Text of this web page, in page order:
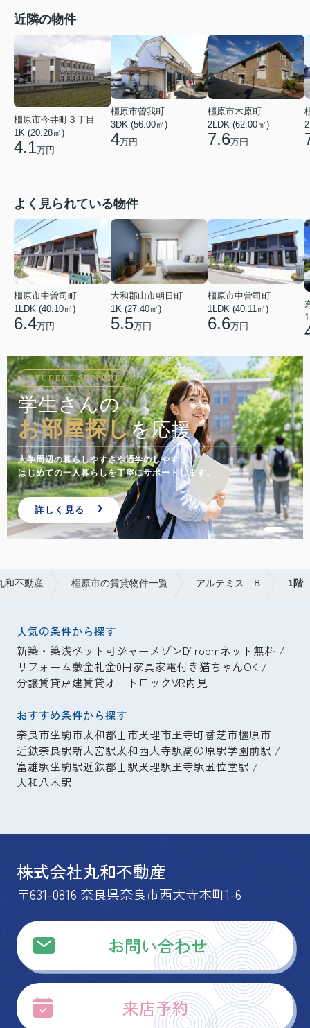
近隣の物件
橿原市今井町３丁目
1K (20.28㎡)
4.1万円
橿原市曽我町
3DK (56.00㎡)
4万円
橿原市木原町
2LDK (62.00㎡)
7.6万円
よく見られている物件
橿原市中曽司町
1LDK (40.10㎡)
6.4万円
大和郡山市朝日町
1K (27.40㎡)
5.5万円
橿原市中曽司町
1LDK (40.11㎡)
6.6万円
STUDENT SUPPORT
学生さんの
お部屋探しを応援
大学周辺の暮らしやすさや通学のしやすさ。
はじめての一人暮らしを丁寧にサポートします。
詳しく見る
和不動産 橿原市の賃貸物件一覧 アルテミス B 1階
人気の条件から探す
新築・築浅ペット可シャーメゾンD-roomネット無料
リフォーム敷金礼金0円家具家電付き猫ちゃんOK
分譲賃貸戸建賃貸オートロックVR内見
おすすめ条件から探す
奈良市生駒市大和郡山市天理市王寺町香芝市橿原市
近鉄奈良駅新大宮駅大和西大寺駅高の原駅学園前駅
富雄駅生駒駅近鉄郡山駅天理駅王寺駅五位堂駅
大和八木駅
株式会社丸和不動産
〒631-0816 奈良県奈良市西大寺本町1-6
お問い合わせ
来店予約